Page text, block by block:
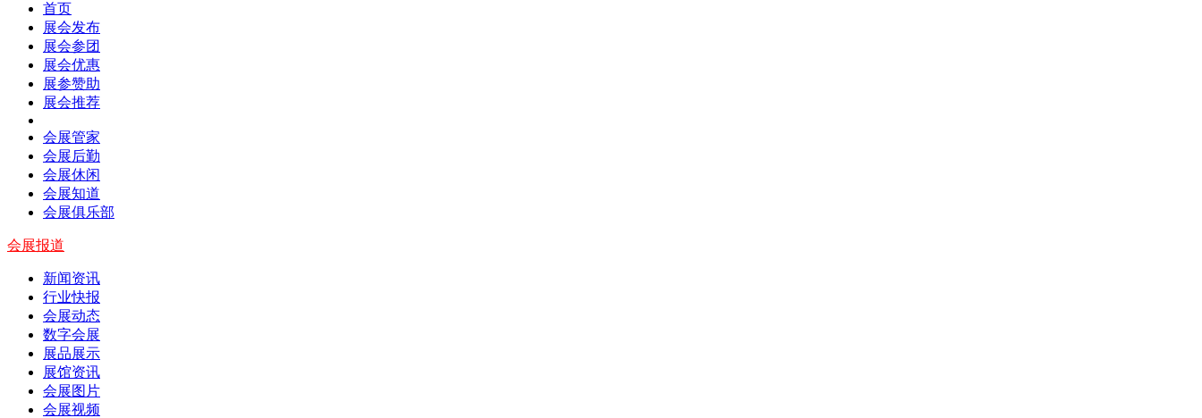
首页
展会发布
展会参团
展会优惠
展参赞助
展会推荐
会展管家
会展后勤
会展休闲
会展知道
会展俱乐部
会展报道
新闻资讯
行业快报
会展动态
数字会展
展品展示
展馆资讯
会展图片
会展视频